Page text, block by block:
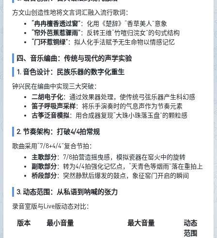
方文山创造性地将文言词汇融入流行歌词：
“冉冉檀香透过窗”：化用《楚辞》“香草美人”意象
“帘外芭蕉惹骤雨”：反转王维“竹喧归浣女”的句式结构
“门环惹铜绿”：拟人化手法赋予无生命物以情感记忆
四、音乐编曲：传统与现代的声学实验
1. 音色设计：民族乐器的数字化重生
钟兴民在编曲中实现三大突破：
二胡电子化：通过效果器处理，使传统弓弦乐器产生科幻感
笛子呼吸声采样：将乐手演奏时的气息声作为节奏元素
古筝泛音模拟：用合成器复现“大珠小珠落玉盘”的颗粒感
2. 节奏架构：打破4/4拍常规
歌曲采用“7/8+4/4”复合节拍：
主歌部分：7/8拍营造摇曳感，模拟瓷器在窑火中的旋转
副歌部分：转为4/4拍强化记忆点，“天青色等烟雨”落在重拍上
桥段部分：突然静默后爆发的鼓点，象征窑门开启的瞬间
3. 动态范围：从私语到呐喊的张力
录音室版与Live版动态对比：
版本 最小音量 最大音量
动态
范围